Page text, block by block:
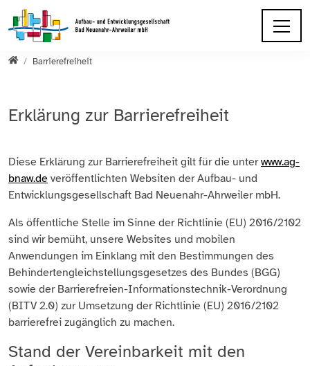
Direkt zur Hauptnavigation springen
Direkt zum Inhalt springen
Startseite
Barrierefreiheit
Erklärung zur Barrierefreiheit
Diese Erklärung zur Barrierefreiheit gilt für die unterwww.ag-
bnaw.de veröffentlichten Websiten der Aufbau- und
Entwicklungsgesellschaft Bad Neuenahr-Ahrweiler mbH.
Als öffentliche Stelle im Sinne der Richtlinie (EU) 2016/2102
sind wir bemüht, unsere Websites und mobilen
Anwendungen im Einklang mit den Bestimmungen des
Behindertengleichstellungsgesetzes des Bundes (BGG)
sowie der Barrierefreien-Informationstechnik-Verordnung
(BITV 2.0) zur Umsetzung der Richtlinie (EU) 2016/2102
barrierefrei zugänglich zu machen.
Stand der Vereinbarkeit mit den